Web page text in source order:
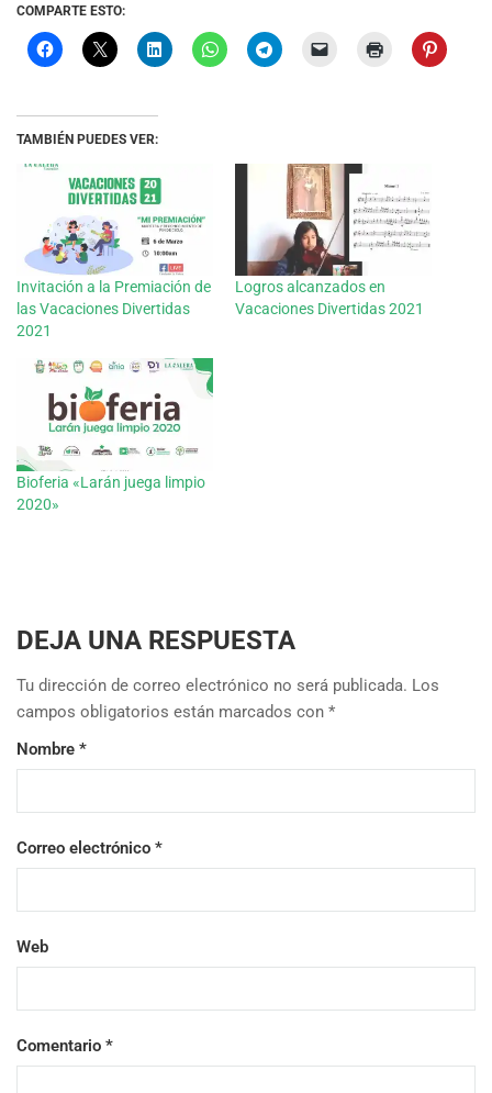
COMPARTE ESTO:
TAMBIÉN PUEDES VER:
Invitación a la Premiación de
las Vacaciones Divertidas
2021
Logros alcanzados en
Vacaciones Divertidas 2021
Bioferia «Larán juega limpio
2020»
DEJA UNA RESPUESTA
Tu dirección de correo electrónico no será publicada. Los
campos obligatorios están marcados con *
Nombre *
Correo electrónico *
Web
Comentario *